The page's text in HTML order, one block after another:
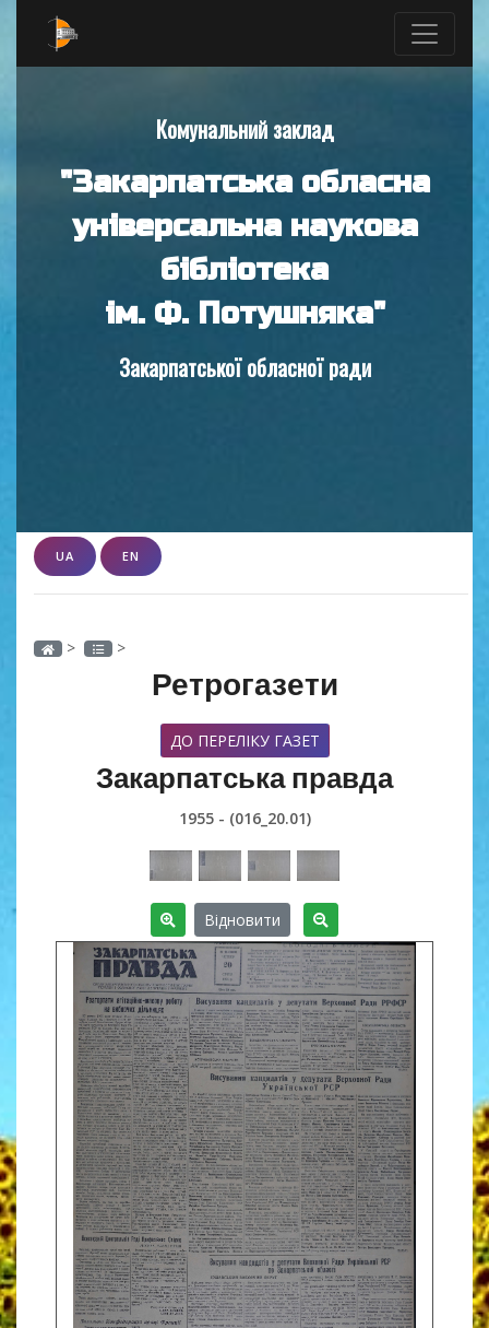
Комунальний заклад
"Закарпатська обласна
універсальна наукова
бібліотека
ім. Ф. Потушняка"
Закарпатської обласної ради
UA EN
> >
Ретрогазети
ДО ПЕРЕЛІКУ ГАЗЕТ
Закарпатська правда
1955 - (016_20.01)
Відновити